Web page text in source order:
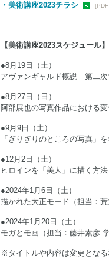
・美術講座2023チラシ
【美術講座2023スケジュール】
●8月19日（土）
アヴァンギャルド概説 第二次
●8月27日（日）
阿部展也の写真作品における
●9月9日（土）
「ぎりぎりのところの写真」
●12月2日（土）
ヒロインを「美人」に描く方
●2024年1月6日（土）
描かれた大正モード（担当：荒
●2024年1月20日（土）
モガとモ画（担当：藤井素彦 学
※タイトルや内容は変更となる